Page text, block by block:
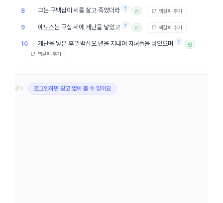
8 그는 구백십이 세를 살고 죽었더라 † 원 📑 책갈피 추가
9 에노스는 구십 세에게난을 낳았고 † 원 📑 책갈피 추가
10 게난을 낳은 후 팔백십오 년을 지내며 자녀들을 낳았으며 † 원
📑 책갈피 추가
광고 로그인하면 광고 없이 볼 수 있어요